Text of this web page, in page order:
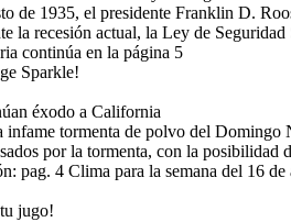
de 1935, el presidente Franklin D.
la recesión actual, la Ley de
continúa en la página 5
Sparkle!
éxodo a California
infame tormenta de polvo del Domingo
por la tormenta, con la posibilidad
pag. 4 Clima para la semana del 16
jugo!